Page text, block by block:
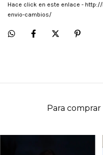
Hace click en este enlace -
envio-cambios/
Para